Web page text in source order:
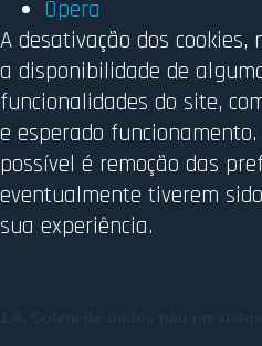
Opera
A desativação dos
a disponibilidade de
funcionalidades do site,
e esperado
possível é remoção das
eventualmente tiverem
sua experiência.